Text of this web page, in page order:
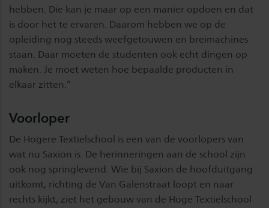
hebben. Die kan je maar op een manier opdoen en dat
is door het te ervaren. Daarom hebben we op de
opleiding nog steeds weefgetouwen en breimachines
staan. Daar moeten de studenten ook echt dingen op
maken. Je moet weten hoe bepaalde producten in
elkaar zitten.”
Voorloper
De Hogere Textielschool is een van de voorlopers van
wat nu Saxion is. De herinneringen aan de school zijn
ook nog springlevend. Wie bij Saxion de hoofduitgang
uitkomt, richting de Van Galenstraat loopt en naar
rechts kijkt, ziet het gebouw van de Hoge Textielschool